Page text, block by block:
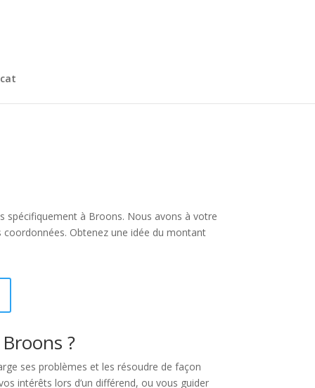
spécifiquement à Broons. Nous avons à votre
Obtenez une idée du montant
?
ses problèmes et les résoudre de façon
intérêts lors d’un différend, ou vous guider